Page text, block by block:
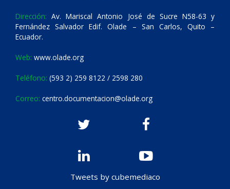
Dirección: Av. Mariscal Antonio José de Sucre N58-63 y
Fernández Salvador Edif. Olade – San Carlos, Quito –
Ecuador.
Web: www.olade.org
Teléfono: (593 2) 259 8122 / 2598 280
Correo: centro.documentacion@olade.org
Tweets by cubemediaco